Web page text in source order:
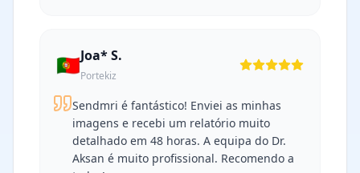
🇵🇹Joa* S.
Portekiz
Sendmri é fantástico! Enviei as minhas
imagens e recebi um relatório muito
detalhado em 48 horas. A equipa do Dr.
Aksan é muito profissional. Recomendo a